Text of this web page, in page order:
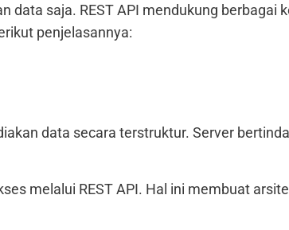
data saja. REST API mendukung berbagai
penjelasannya:
data secara terstruktur. Server
melalui REST API. Hal ini membuat